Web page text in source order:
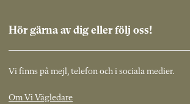
Hör gärna av dig eller följ oss!
Vi finns på mejl, telefon och i sociala medier.
Om Vi Vägledare